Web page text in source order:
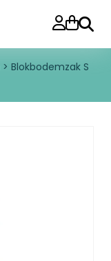
> Blokbodemzak S